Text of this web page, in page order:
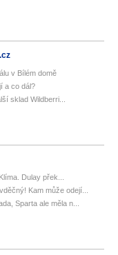
v Bílém domě
a co dál?
sklad Wildberri...
Dulay přek...
Kam může odejí...
Sparta ale měla n...